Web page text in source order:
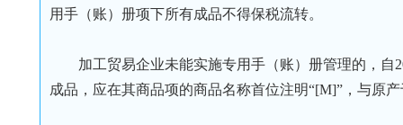
用手（账）册项下所有成品不得保税流转。
加工贸易企业未能实施专用手（账）册管理的，自
成品，应在其商品项的商品名称首位注明“[M]”，与原